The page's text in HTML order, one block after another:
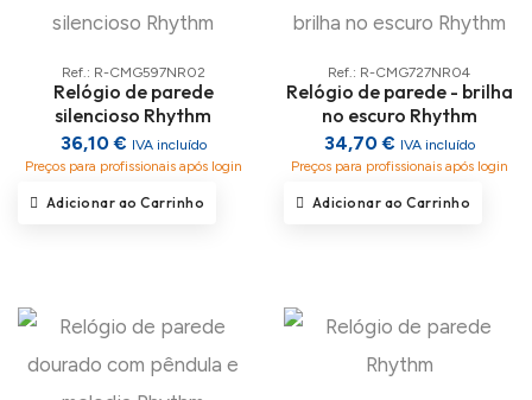
Ref.: R-CMG597NR02
Relógio de parede
silencioso Rhythm
36,10 € IVA incluído
Preços para profissionais após login
Adicionar ao Carrinho
Ref.: R-CMG727NR04
Relógio de parede - brilha
no escuro Rhythm
34,70 € IVA incluído
Preços para profissionais após login
Adicionar ao Carrinho